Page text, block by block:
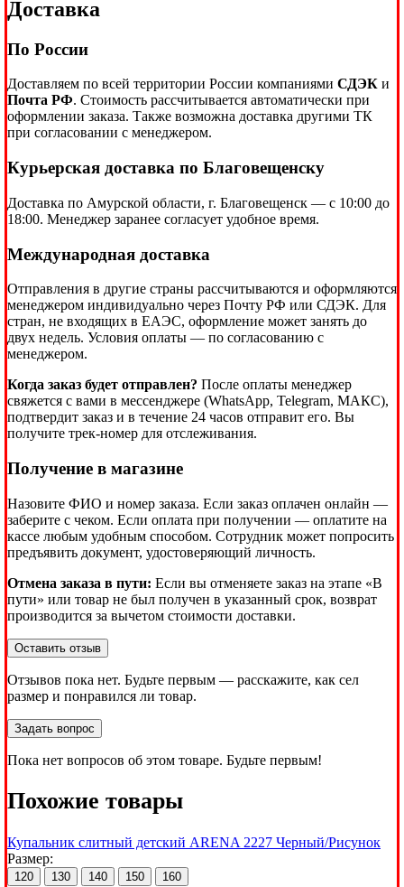
Доставка
По России
Доставляем по всей территории России компаниями СДЭК и
Почта РФ. Стоимость рассчитывается автоматически при
оформлении заказа. Также возможна доставка другими ТК
при согласовании с менеджером.
Курьерская доставка по Благовещенску
Доставка по Амурской области, г. Благовещенск — с 10:00 до
18:00. Менеджер заранее согласует удобное время.
Международная доставка
Отправления в другие страны рассчитываются и оформляются
менеджером индивидуально через Почту РФ или СДЭК. Для
стран, не входящих в ЕАЭС, оформление может занять до
двух недель. Условия оплаты — по согласованию с
менеджером.
Когда заказ будет отправлен? После оплаты менеджер
свяжется с вами в мессенджере (WhatsApp, Telegram, МАКС),
подтвердит заказ и в течение 24 часов отправит его. Вы
получите трек-номер для отслеживания.
Получение в магазине
Назовите ФИО и номер заказа. Если заказ оплачен онлайн —
заберите с чеком. Если оплата при получении — оплатите на
кассе любым удобным способом. Сотрудник может попросить
предъявить документ, удостоверяющий личность.
Отмена заказа в пути: Если вы отменяете заказ на этапе «В
пути» или товар не был получен в указанный срок, возврат
производится за вычетом стоимости доставки.
Оставить отзыв
Отзывов пока нет. Будьте первым — расскажите, как сел
размер и понравился ли товар.
Задать вопрос
Пока нет вопросов об этом товаре. Будьте первым!
Похожие товары
Купальник слитный детский ARENA 2227 Черный/Рисунок
Размер:
120 130 140 150 160